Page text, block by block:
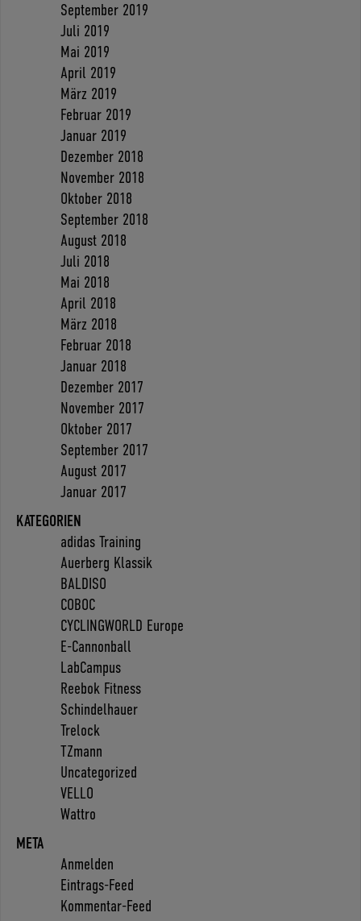
September 2019
Juli 2019
Mai 2019
April 2019
März 2019
Februar 2019
Januar 2019
Dezember 2018
November 2018
Oktober 2018
September 2018
August 2018
Juli 2018
Mai 2018
April 2018
März 2018
Februar 2018
Januar 2018
Dezember 2017
November 2017
Oktober 2017
September 2017
August 2017
Januar 2017
KATEGORIEN
adidas Training
Auerberg Klassik
BALDISO
COBOC
CYCLINGWORLD Europe
E-Cannonball
LabCampus
Reebok Fitness
Schindelhauer
Trelock
TZmann
Uncategorized
VELLO
Wattro
META
Anmelden
Eintrags-Feed
Kommentar-Feed